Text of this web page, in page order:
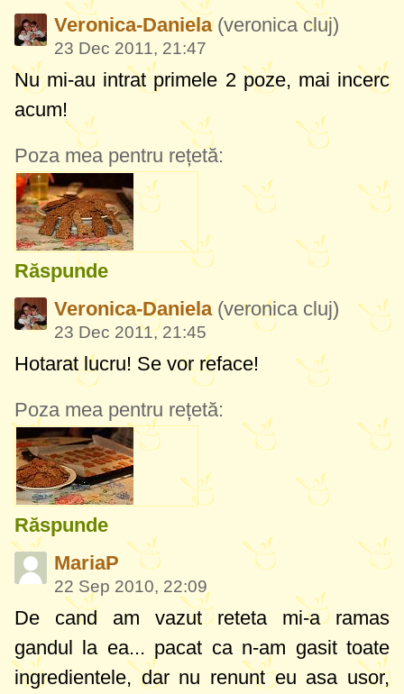
Veronica-Daniela (veronica cluj)
23 Dec 2011, 21:47
Nu mi-au intrat primele 2 poze, mai incerc
acum!
Poza mea pentru rețetă:
Răspunde
Veronica-Daniela (veronica cluj)
23 Dec 2011, 21:45
Hotarat lucru! Se vor reface!
Poza mea pentru rețetă:
Răspunde
MariaP
22 Sep 2010, 22:09
De cand am vazut reteta mi-a ramas
gandul la ea... pacat ca n-am gasit toate
ingredientele, dar nu renunt eu asa usor,